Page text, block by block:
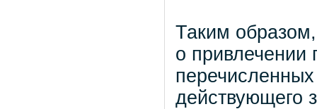
Таким
о привлечении
перечисленных
действующего